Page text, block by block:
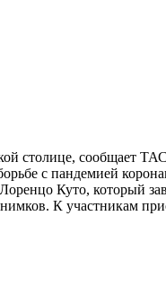
столице, сообщает
с пандемией
Куто, который
К участникам